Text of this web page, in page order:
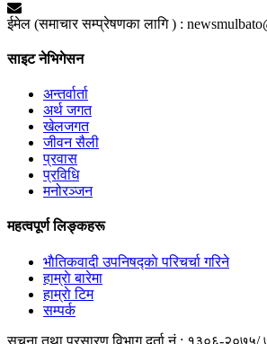
ईमेल (समाचार सम्प्रेषणका लागि ) :
साइट नेभिगेसन
अन्तर्वार्ता
अर्थ जगत
खेलजगत
जीवन सैली
प्रवास
प्रविधि
मनोरञ्जन
महत्वपूर्ण लिङ्कहरू
भाैतिकवादी उपनिषद्काे परिचर्चा गरिने
हाम्राे बारेमा
हाम्राे टिम
सम्पर्क
सूचना तथा प्रसारण विभाग दर्ता नं.: १३०६-२०७५/